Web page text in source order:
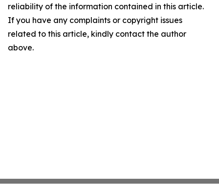
reliability of the information contained in this article.
If you have any complaints or copyright issues
related to this article, kindly contact the author
above.